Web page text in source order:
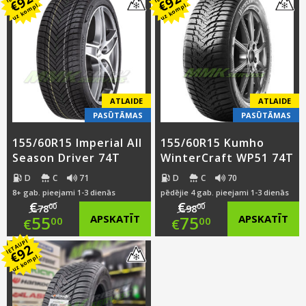
was:
€55.00.
price
is:
€41.00.
was:
€74.00.
price
is:
€51.00.
€
uz kompl.
ATLAIDE
PASŪTĀMAS
155/60R15 Imperial All
Season Driver 74T
D C 71
8+ gab. pieejami 1-3 dienās
€7800
Original
price
was:
€78.00.
€5500
Current
price
is:
APSKATĪT
€
uz kompl.
ATLAIDE
PASŪTĀMAS
155/60R15 Kumho
WinterCraft WP51 74T
D C 70
pēdējie 4 gab. pieejami 1-3 dienās
€9800
Original
€7500 APSKATĪT
IETAUPI
€92
uz kompl.